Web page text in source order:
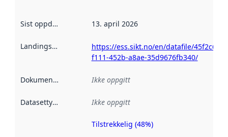
Sist oppdatert 13. april 2026
Landingsside
https://ess.sikt.no/en/datafile/45f2c610-
f111-452b-a8ae-35d9676fb340/
Dokumentasjon Ikke oppgitt
Datasettype Ikke oppgitt
Metadatakvalitet
Tilstrekkelig (48%)